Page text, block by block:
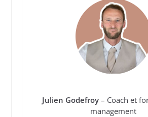
Julien Godefroy– Coach et
management